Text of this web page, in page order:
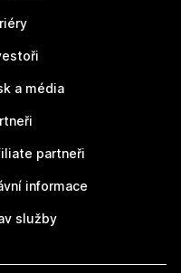
a média
partneři
informace
služby